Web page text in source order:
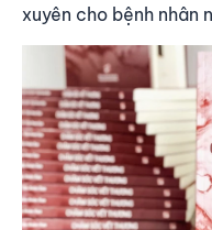
xuyên cho bệnh nhân